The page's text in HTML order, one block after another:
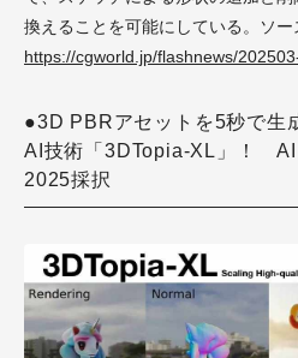
換えることを可能にしている。ソー
https://cgworld.jp/flashnews/
●3D PBRアセットを5秒で生
AI技術「3DTopia-XL」！ AI
2025採択